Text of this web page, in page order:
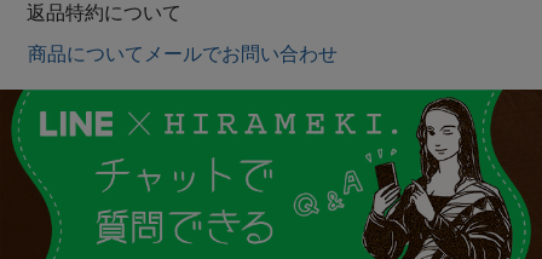
返品特約について
商品についてメールでお問い合わせ